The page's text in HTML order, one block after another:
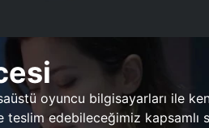
oyuncu bilgisayarları ile
edebileceğimiz kapsamlı